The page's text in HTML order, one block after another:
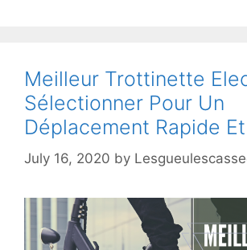
Meilleur Trottinette
Sélectionner Pour Un
Déplacement Rapide
July 16, 2020 by